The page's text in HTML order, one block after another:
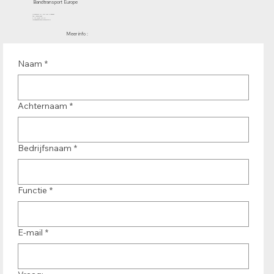
Bandtransport Europe
Meer info :
Naam *
Achternaam *
Bedrijfsnaam *
Functie *
E-mail *